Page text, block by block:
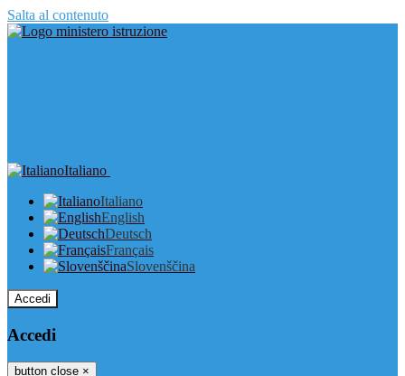
Salta al contenuto
Italiano
Italiano
English
Deutsch
Français
Slovenščina
Accedi
Accedi
button close ×